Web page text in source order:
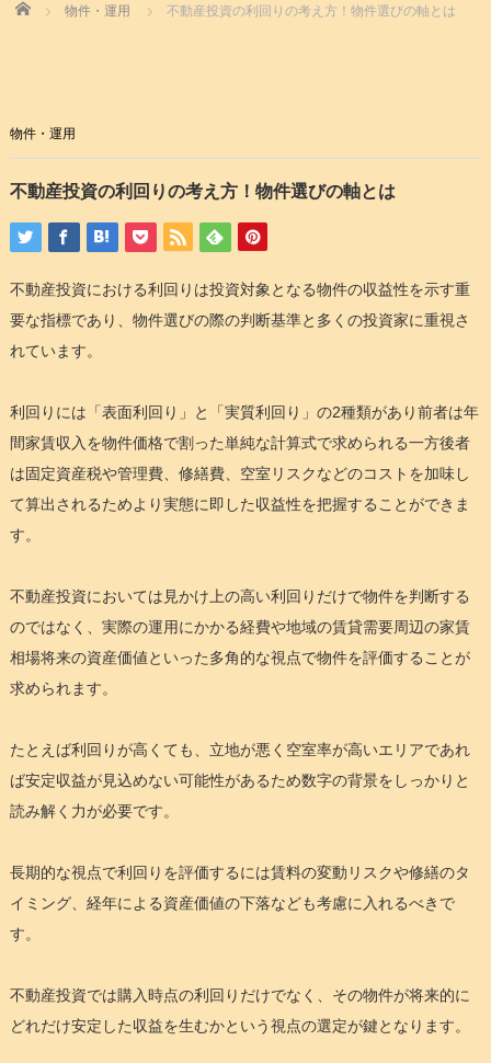
Home 物件・運用 不動産投資の利回りの考え方！物件選びの軸とは
物件・運用
不動産投資の利回りの考え方！物件選びの軸とは
不動産投資における利回りは投資対象となる物件の収益性を示す重
要な指標であり、物件選びの際の判断基準と多くの投資家に重視さ
れています。
利回りには「表面利回り」と「実質利回り」の2種類があり前者は年
間家賃収入を物件価格で割った単純な計算式で求められる一方後者
は固定資産税や管理費、修繕費、空室リスクなどのコストを加味し
て算出されるためより実態に即した収益性を把握することができま
す。
不動産投資においては見かけ上の高い利回りだけで物件を判断する
のではなく、実際の運用にかかる経費や地域の賃貸需要周辺の家賃
相場将来の資産価値といった多角的な視点で物件を評価することが
求められます。
たとえば利回りが高くても、立地が悪く空室率が高いエリアであれ
ば安定収益が見込めない可能性があるため数字の背景をしっかりと
読み解く力が必要です。
長期的な視点で利回りを評価するには賃料の変動リスクや修繕のタ
イミング、経年による資産価値の下落なども考慮に入れるべきで
す。
不動産投資では購入時点の利回りだけでなく、その物件が将来的に
どれだけ安定した収益を生むかという視点の選定が鍵となります。